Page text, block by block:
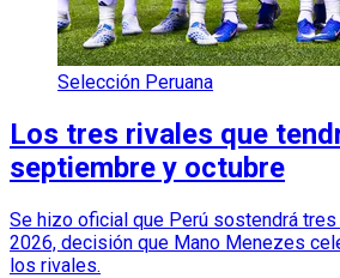
Selección Peruana
Los tres rivales que
septiembre y octubre
Se hizo oficial que Perú sostendrá
2026, decisión que Mano Menezes
los rivales.